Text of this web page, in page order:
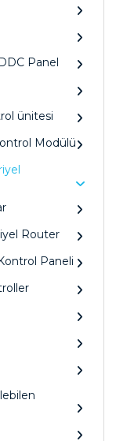
Panel
ünitesi
Modülü
Router
Paneli